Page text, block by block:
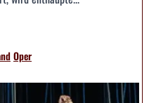
Oper